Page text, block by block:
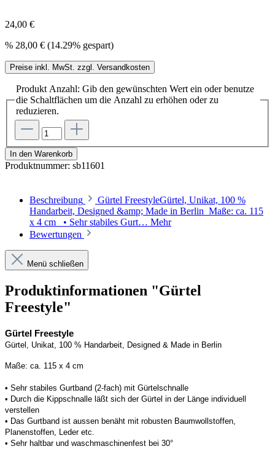
24,00 €
% 28,00 € (14.29% gespart)
Preise inkl. MwSt. zzgl. Versandkosten
Produkt Anzahl: Gib den gewünschten Wert ein oder benutze
die Schaltflächen um die Anzahl zu erhöhen oder zu
reduzieren.
In den Warenkorb
Produktnummer: sb11601
Beschreibung
Gürtel FreestyleGürtel, Unikat, 100 %
Handarbeit, Designed &amp; Made in Berlin Maße: ca. 115
x 4 cm • Sehr stabiles Gurt… Mehr
Bewertungen
Menü schließen
Produktinformationen "Gürtel
Freestyle"
Gürtel Freestyle
Gürtel , Unikat, 100 % Handarbeit, Designed & Made in Berlin
Maße: ca. 115 x 4 cm
• Sehr stabiles Gurtband (2-fach) mit Gürtelschnalle
• Durch die Kippschnalle läßt sich der Gürtel in der Länge individuell
verstellen
• Das Gurtband ist aussen benäht mit robusten Baumwollstoffen
Planenstoffen, Leder etc.
• Sehr haltbar und waschmaschinenfest bei 30°